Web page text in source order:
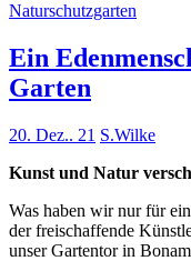
Naturschutzgarten
Ein
Garten
20. Dez.. 21 S.Wilke
Kunst und Natur
Was haben wir nur für
der freischaffende
unser Gartentor in